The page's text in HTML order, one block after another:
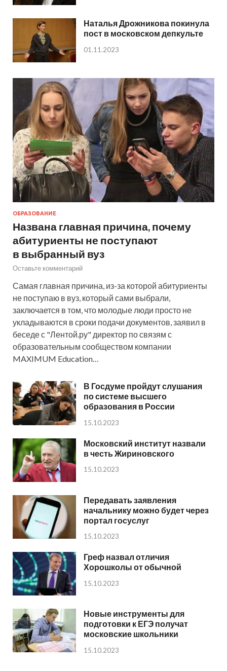
Наталья Дрожникова покинула
пост в московском депкульте
01.11.2023
ОБРАЗОВАНИЕ
Названа главная причина, почему
абитуриенты не поступают
в выбранный вуз
Оставьте комментарий
Самая главная причина, из-за которой абитуриенты
не поступаю в вуз, который сами выбрали,
заключается в том, что молодые люди просто не
укладываются в сроки подачи документов, заявил в
беседе с "Лентой.ру" директор по связям с
образовательным сообществом компании
MAXIMUM Education…
В Госдуме пройдут слушания
по системе высшего
образования в России
15.10.2023
Московский институт назвали
в честь Жириновского
15.10.2023
Передавать заявления
начальнику можно будет через
портал госуслуг
15.10.2023
Греф назвал отличия
Хорошколы от обычной
15.10.2023
Новые инструменты для
подготовки к ЕГЭ получат
московские школьники
15.10.2023